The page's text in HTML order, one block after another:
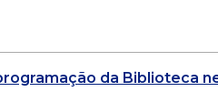
da Biblioteca